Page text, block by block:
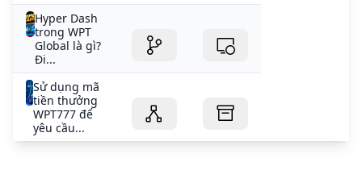
Hyper Dash
trong WPT
Global là gì?
Đi...
Sử dụng mã
tiền thưởng
WPT777 để
yêu cầu...